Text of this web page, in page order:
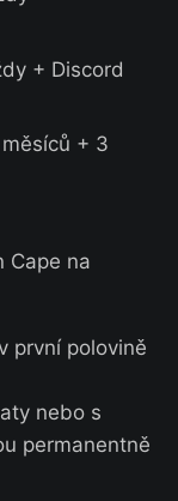
+ Discord
+ 3
Cape na
první polovině
nebo s
permanentně